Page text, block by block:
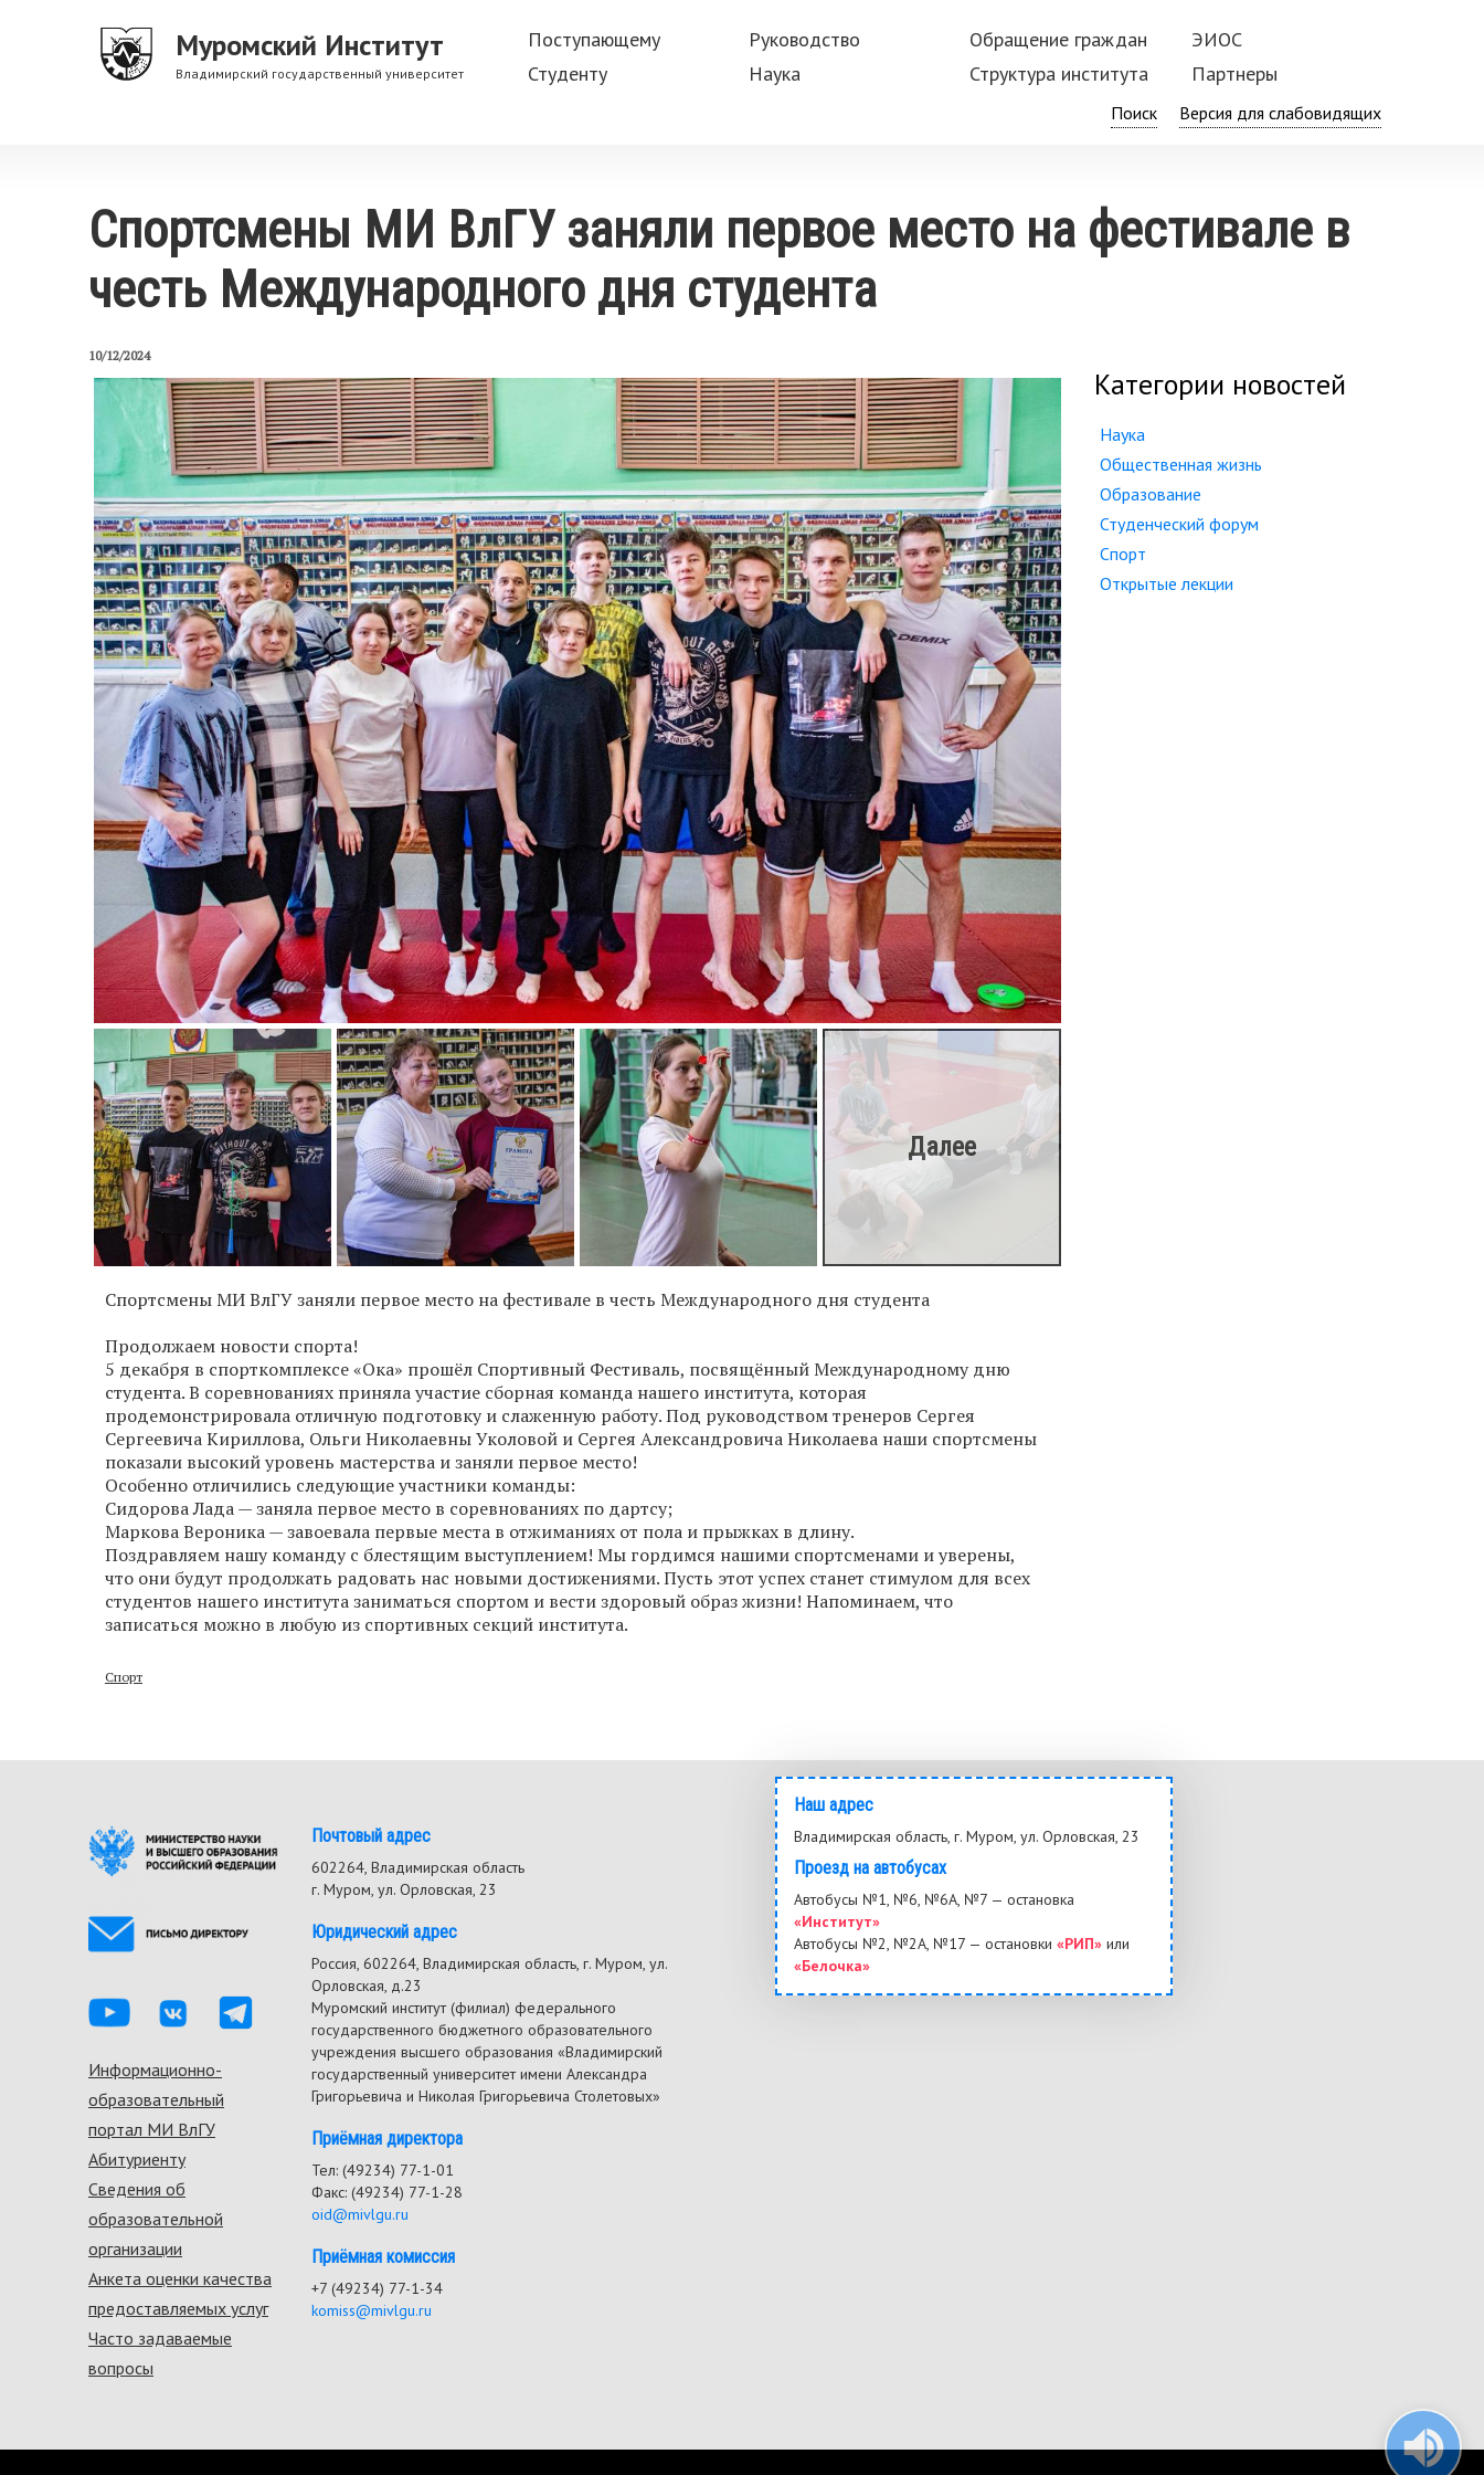
Муромский Институт
Владимирский государственный университет
Поступающему Руководство Обращение граждан
ЭИОС
Студенту
Наука Структура института Партнеры
Поиск
Спортсмены МИ ВлГУ заняли первое место на фестивале в
честь Международного дня студента
10/12/2024
Спортсмены МИ ВлГУ заняли первое место на фестивале в честь Международного дня студента
Продолжаем новости спорта!
5 декабря в спорткомплексе «Ока» прошёл Спортивный Фестиваль, посвящённый Международному дню
студента. В соревнованиях приняла участие сборная команда нашего института, которая
продемонстрировала отличную подготовку и слаженную работу. Под руководством тренеров Сергея
Сергеевича Кириллова, Ольги Николаевны Уколовой и Сергея Александровича Николаева наши спортсмены
показали высокий уровень мастерства и заняли первое место!
Особенно отличились следующие участники команды:
Сидорова Лада — заняла первое место в соревнованиях по дартсу;
Маркова Вероника — завоевала первые места в отжиманиях от пола и прыжках в длину.
Поздравляем нашу команду с блестящим выступлением! Мы гордимся нашими спортсменами и уверены,
что они будут продолжать радовать нас новыми достижениями. Пусть этот успех станет стимулом для всех
студентов нашего института заниматься спортом и вести здоровый образ жизни! Напоминаем, что
записаться можно в любую из спортивных секций института.
Спорт
Категории новостей
Наука
Общественная жизнь
Образование
Студенческий форум
Спорт
Открытые лекции
Footer
menu
Информационно-
образовательный
портал МИ ВлГУ
Абитуриенту
Сведения об
образовательной
организации
Анкета оценки качества
предоставляемых услуг
Часто задаваемые
вопросы
Почтовый адрес
602264, Владимирская область
г. Муром, ул. Орловская, 23
Юридический адрес
Россия, 602264, Владимирская область, г. Муром, ул.
Орловская, д.23
Муромский институт (филиал) федерального
государственного бюджетного образовательного
учреждения высшего образования «Владимирский
государственный университет имени Александра
Григорьевича и Николая Григорьевича Столетовых»
Приёмная директора
Тел: (49234) 77-1-01
Факс: (49234) 77-1-28
oid@mivlgu.ru
Приёмная комиссия
+7 (49234) 77-1-34
komiss@mivlgu.ru
Наш адрес
Владимирская область, г. Муром, ул. Орловская, 23
Проезд на автобусах
Автобусы №1, №6, №6А, №7 — остановка
«Институт»
Автобусы №2, №2А, №17 — остановки «РИП»или
«Белочка»